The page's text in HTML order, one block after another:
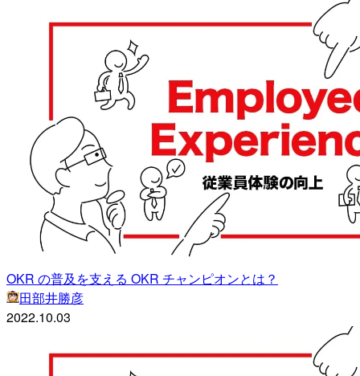
OKR の普及を支える OKR チャンピオンとは？
田部井勝彦
2022.10.03